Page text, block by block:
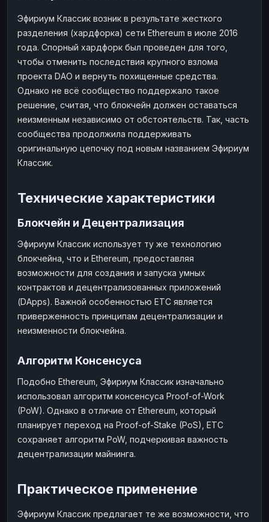
Наличные USD
Наличные KZT
Наличные
Наличные
Эфириум Классик возник в результате жесткого
разделения (хардфорка) сети Ethereum в июле 2016
года. Спорный хардфорк был проведен для того,
чтобы отменить последствия крупного взлома
проекта DAO и вернуть похищенные средства.
Однако не всё сообщество поддержало такое
решение, считая, что блокчейн должен оставаться
неизменным независимо от обстоятельств. Так, часть
сообщества продолжила поддерживать
оригинальную цепочку под новым названием Эфириум
Классик.
Технические характеристики
Блокчейн и Децентрализация
Эфириум Классик использует ту же технологию
блокчейна, что и Ethereum, предоставляя
возможности для создания и запуска умных
контрактов и децентрализованных приложений
(DApps). Важной особенностью ETC является
приверженность принципам децентрализации и
неизменности блокчейна.
Алгоритм Консенсуса
Подобно Ethereum, Эфириум Классик изначально
использовал алгоритм консенсуса Proof-of-Work
(PoW). Однако в отличие от Ethereum, который
планирует переход на Proof-of-Stake (PoS), ETC
сохраняет алгоритм PoW, подчеркивая важность
децентрализации майнинга.
Практическое применение
Эфириум Классик предлагает те же возможности, что